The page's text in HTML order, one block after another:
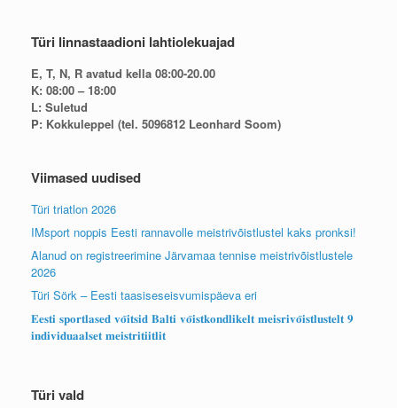
Türi linnastaadioni lahtiolekuajad
E, T, N, R avatud kella 08:00-20.00
K: 08:00 – 18:00
L: Suletud
P: Kokkuleppel (tel. 5096812 Leonhard Soom)
Viimased uudised
Türi triatlon 2026
IMsport noppis Eesti rannavolle meistrivõistlustel kaks pronksi!
Alanud on registreerimine Järvamaa tennise meistrivõistlustele
2026
Türi Sörk – Eesti taasiseseisvumispäeva eri
𝐄𝐞𝐬𝐭𝐢 𝐬𝐩𝐨𝐫𝐭𝐥𝐚𝐬𝐞𝐝 𝐯𝐨̃𝐢𝐭𝐬𝐢𝐝 𝐁𝐚𝐥𝐭𝐢 𝐯𝐨̃𝐢𝐬𝐭𝐤𝐨𝐧𝐝𝐥𝐢𝐤𝐞𝐥𝐭 𝐦𝐞𝐢𝐬𝐫𝐢𝐯𝐨̃𝐢𝐬𝐭𝐥𝐮𝐬𝐭𝐞𝐥𝐭 𝟗
𝐢𝐧𝐝𝐢𝐯𝐢𝐝𝐮𝐚𝐚𝐥𝐬𝐞𝐭 𝐦𝐞𝐢𝐬𝐭𝐫𝐢𝐭𝐢𝐢𝐭𝐥𝐢𝐭
Türi vald